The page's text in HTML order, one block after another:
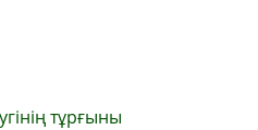
тұрғыны